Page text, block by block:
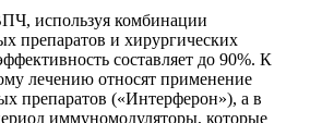
используя комбинации
препаратов и хирургических
составляет до 90%. К
лечению относят применение
препаратов («Интерферон»), а в
иммуномодуляторы, которые